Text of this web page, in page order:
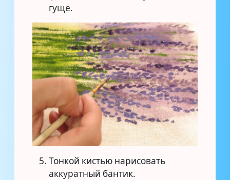
гуще.
Тонкой кистью нарисовать
аккуратный бантик.